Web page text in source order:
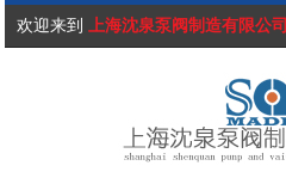
欢迎来到 上海沈泉泵阀制造有限公司